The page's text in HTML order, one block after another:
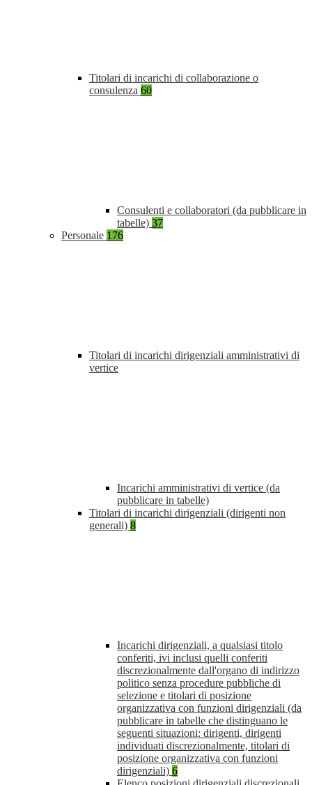
Titolari di incarichi di collaborazione o
consulenza 60
Consulenti e collaboratori (da pubblicare in
tabelle) 37
Personale 176
Titolari di incarichi dirigenziali amministrativi di
vertice
Incarichi amministrativi di vertice (da
pubblicare in tabelle)
Titolari di incarichi dirigenziali (dirigenti non
generali) 8
Incarichi dirigenziali, a qualsiasi titolo
conferiti, ivi inclusi quelli conferiti
discrezionalmente dall'organo di indirizzo
politico senza procedure pubbliche di
selezione e titolari di posizione
organizzativa con funzioni dirigenziali (da
pubblicare in tabelle che distinguano le
seguenti situazioni: dirigenti, dirigenti
individuati discrezionalmente, titolari di
posizione organizzativa con funzioni
dirigenziali) 6